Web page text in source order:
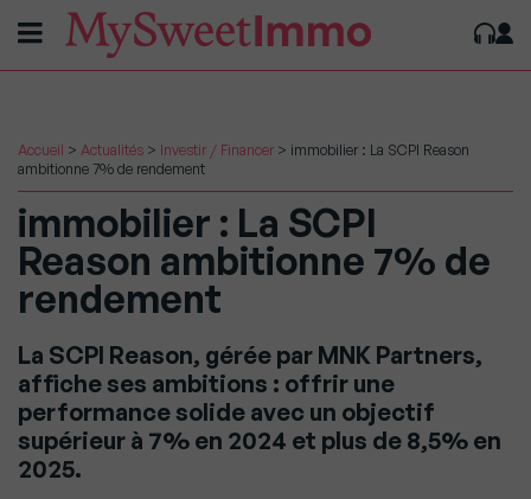
Accueil > Actualités > Investir / Financer > immobilier : La SCPI Reason
ambitionne 7% de rendement
immobilier : La SCPI
Reason ambitionne 7% de
rendement
La SCPI Reason, gérée par MNK Partners,
affiche ses ambitions : offrir une
performance solide avec un objectif
supérieur à 7% en 2024 et plus de 8,5% en
2025.